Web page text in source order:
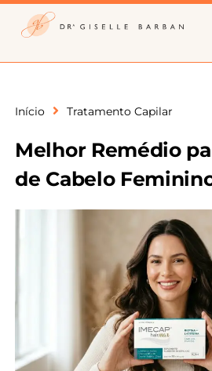
Início Tratamento Capilar
Melhor Remédio
de Cabelo